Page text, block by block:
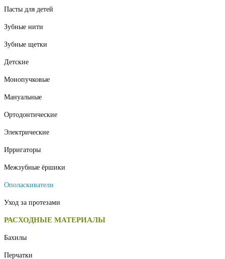
Пасты для детей
Зубные нити
Зубные щетки
Детские
Монопучковые
Мануальные
Ортодонтические
Электрические
Ирригаторы
Межзубные ёршики
Ополаскиватели
Уход за протезами
РАСХОДНЫЕ МАТЕРИАЛЫ
Бахилы
Перчатки